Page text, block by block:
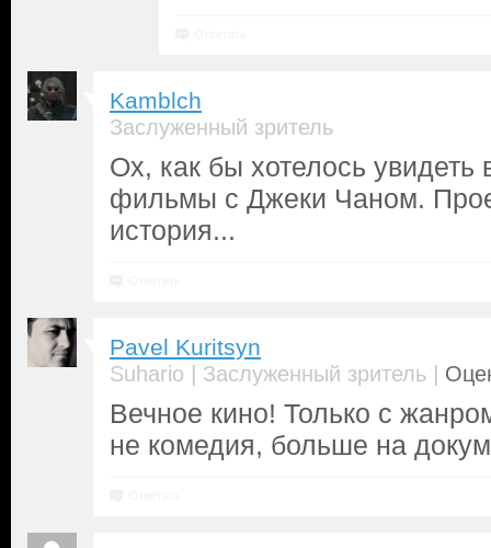
Kamblch
Заслуженный зритель
Ох, как бы хотелось увидеть
фильмы с Джеки Чаном.
история...
Pavel Kuritsyn
Suhario | Заслуженный зритель |
Вечное кино! Только с
не комедия, больше на